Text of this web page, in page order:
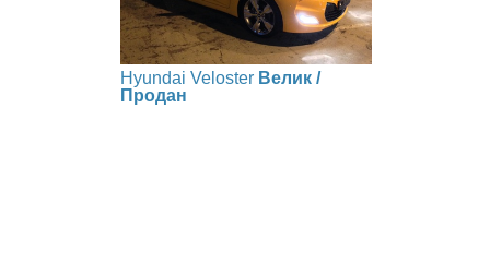
Hyundai Veloster Велик /
Продан